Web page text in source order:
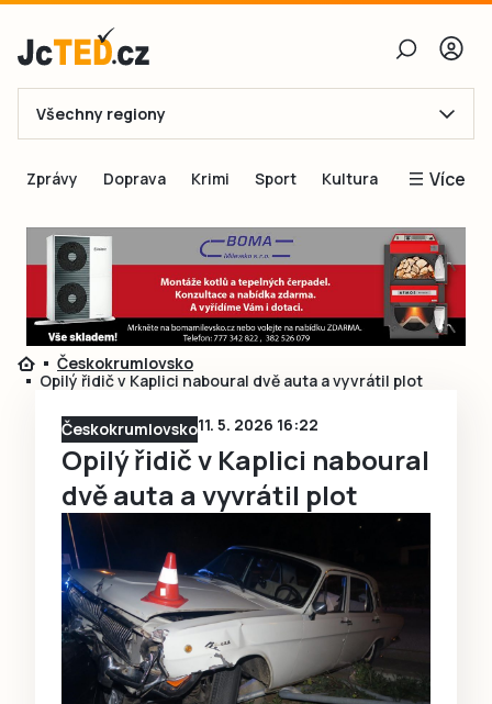
E-mail
Obnovit heslo
Přihlásit se
Přihlásit se přes Facebook
Ještě nemám účet, chci seRegistrovat
Všechny regiony
Zprávy Doprava Krimi Sport Kultura Více
Blogy
Inspirace
Čtenáři píší
Speciální přílohy
Českokrumlovsko
Opilý řidič v Kaplici naboural dvě auta a vyvrátil plot
Českokrumlovsko11. 5. 2026 16:22
Opilý řidič v Kaplici naboural
dvě auta a vyvrátil plot